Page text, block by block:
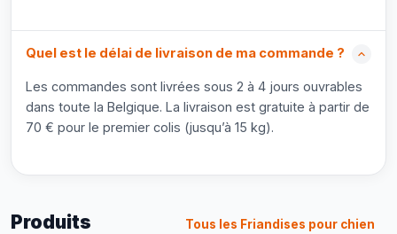
Quel est le délai de livraison de ma commande ?
Les commandes sont livrées sous 2 à 4 jours ouvrables
dans toute la Belgique. La livraison est gratuite à partir de
70 € pour le premier colis (jusqu’à 15 kg).
Produits
Tous les Friandises pour chien